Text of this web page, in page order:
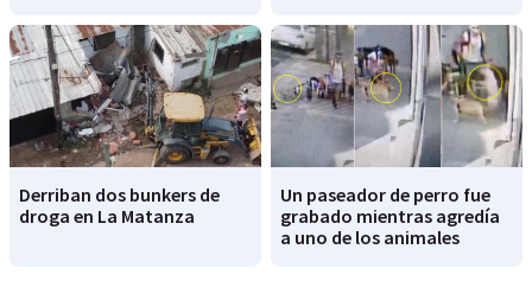
Derriban dos bunkers de
droga en La Matanza
Un paseador de perro fue
grabado mientras agredía
a uno de los animales